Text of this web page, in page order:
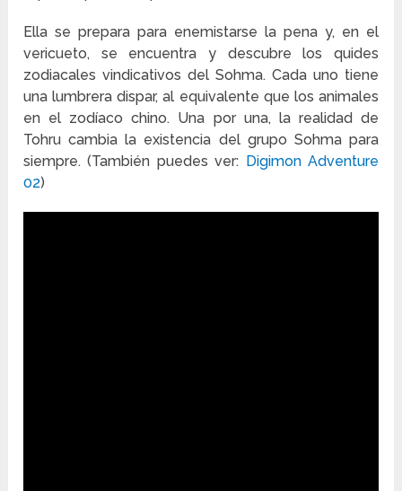
Ella se prepara para enemistarse la pena y, en el
vericueto, se encuentra y descubre los quides
zodiacales vindicativos del Sohma. Cada uno tiene
una lumbrera dispar, al equivalente que los animales
en el zodíaco chino. Una por una, la realidad de
Tohru cambia la existencia del grupo Sohma para
siempre. (También puedes ver: Digimon Adventure
02)